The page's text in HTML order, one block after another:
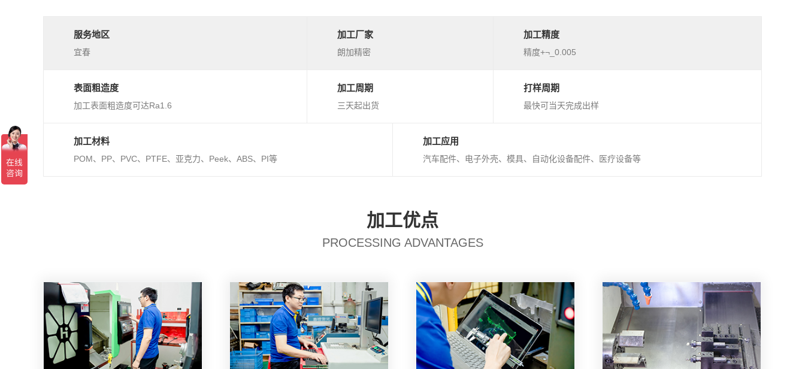
服务地区
宜春
加工厂家
朗加精密
加工精度
精度+¬_0.005
表面粗造度
加工表面粗造度可达Ra1.6
加工周期
三天起出货
打样周期
最快可当天完成出样
加工材料
POM、PP、PVC、PTFE、亚克力、Peek、ABS、PI等
加工应用
汽车配件、电子外壳、模具、自动化设备配件、医疗设备等
加工优点
PROCESSING ADVANTAGES